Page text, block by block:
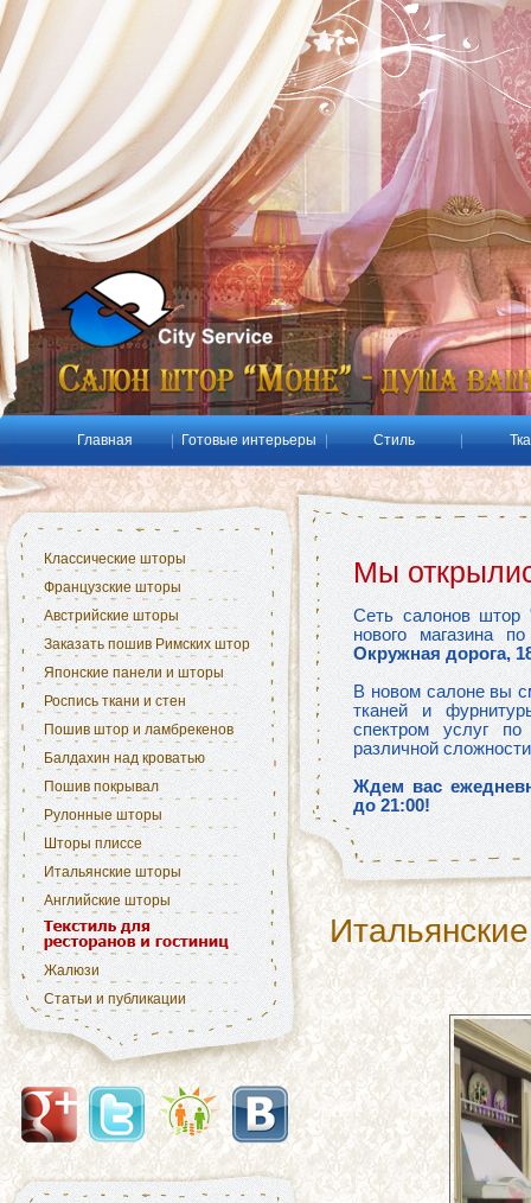
Главная Готовые интерьеры Стиль
Классические шторы
Французские шторы
Австрийские шторы
Заказать пошив Римских штор
Японские панели и шторы
Роспись ткани и стен
Пошив штор и ламбрекенов
Балдахин над кроватью
Пошив покрывал
Рулонные шторы
Шторы плиссе
Итальянские шторы
Английские шторы
Жалюзи
Статьи и публикации
Мы
Сеть салонов штор
нового магазина
Окружная дорога,
В новом салоне вы
тканей и
спектром услуг
различной
Ждем вас
до 21:00!